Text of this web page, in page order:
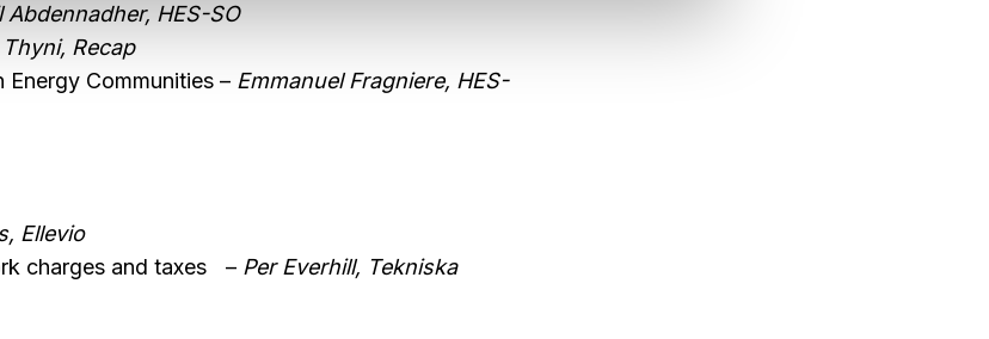
Abdennadher, HES-SO
Recap
Communities – Emmanuel Fragniere, HES-
Ellevio
charges and taxes – Per Everhill, Tekniska